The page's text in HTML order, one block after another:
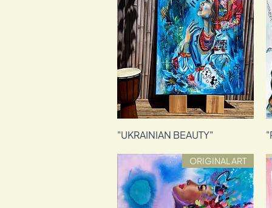
תצוגה מהירה "UKRAINIAN BEAUTY"
ORIGINAL ART